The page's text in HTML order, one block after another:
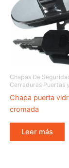
Chapas De
Cerraduras Puertas
Chapa puerta
cromada
Leer más